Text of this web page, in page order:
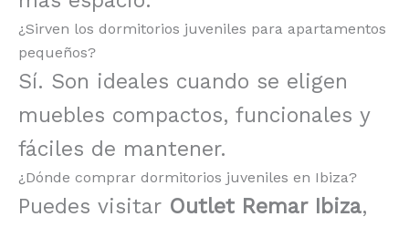
¿Sirven los dormitorios juveniles para apartamentos
pequeños?
Sí. Son ideales cuando se eligen
muebles compactos, funcionales y
fáciles de mantener.
¿Dónde comprar dormitorios juveniles en Ibiza?
Puedes visitar Outlet Remar Ibiza,